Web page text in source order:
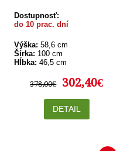
Dostupnosť:
do 10 prac. dní
Výška: 58,6 cm
Šírka: 100 cm
Hĺbka: 46,5 cm
378,00€ 302,40€
DETAIL